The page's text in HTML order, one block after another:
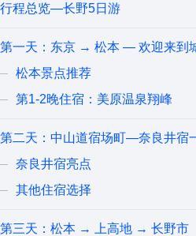
行程总览—长野5日游
第一天：东京 → 松本 — 欢迎来到
松本景点推荐
第1-2晚住宿：美原温泉翔峰
第二天：中山道宿场町—奈良井宿
奈良井宿亮点
其他住宿选择
第三天：松本 → 上高地 → 长野市